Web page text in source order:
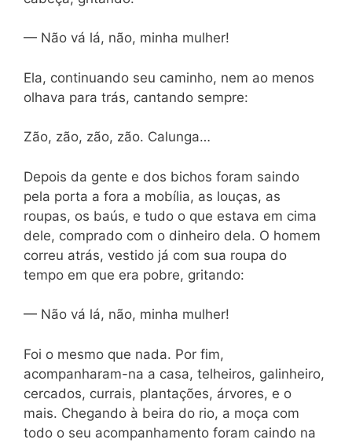
— Não vá lá, não, minha mulher!
Ela, continuando seu caminho, nem ao menos
olhava para trás, cantando sempre:
Zão, zão, zão, zão. Calunga…
Depois da gente e dos bichos foram saindo
pela porta a fora a mobília, as louças, as
roupas, os baús, e tudo o que estava em cima
dele, comprado com o dinheiro dela. O homem
correu atrás, vestido já com sua roupa do
tempo em que era pobre, gritando:
— Não vá lá, não, minha mulher!
Foi o mesmo que nada. Por fim,
acompanharam-na a casa, telheiros, galinheiro,
cercados, currais, plantações, árvores, e o
mais. Chegando à beira do rio, a moça com
todo o seu acompanhamento foram caindo na